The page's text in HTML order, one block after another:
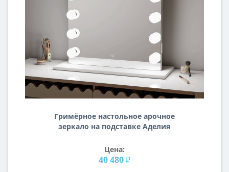
Гримёрное настольное арочное
зеркало на подставке Аделия
Цена:
40 480 ₽